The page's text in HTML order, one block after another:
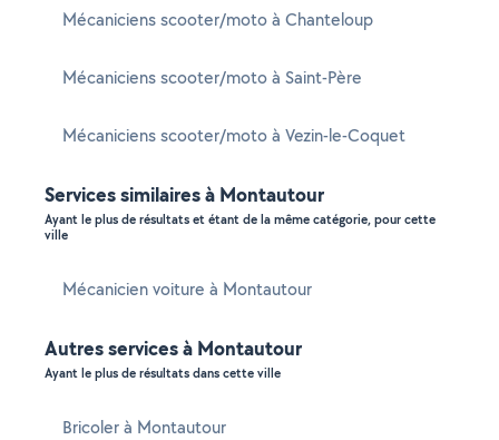
Mécaniciens scooter/moto à Chanteloup
Mécaniciens scooter/moto à Saint-Père
Mécaniciens scooter/moto à Vezin-le-Coquet
Services similaires à Montautour
Ayant le plus de résultats et étant de la même catégorie, pour cette
ville
Mécanicien voiture à Montautour
Autres services à Montautour
Ayant le plus de résultats dans cette ville
Bricoler à Montautour